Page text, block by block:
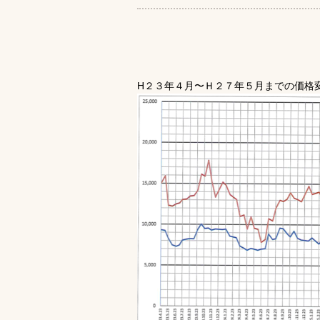
H２３年４月〜Ｈ２７年５月までの価格